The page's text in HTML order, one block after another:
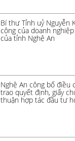
Bí thư Tỉnh uỷ Nguyễn
công của doanh
của tỉnh Nghệ An
Nghệ An công bố điều
trao quyết định, giấy
thuận hợp tác đầu tư